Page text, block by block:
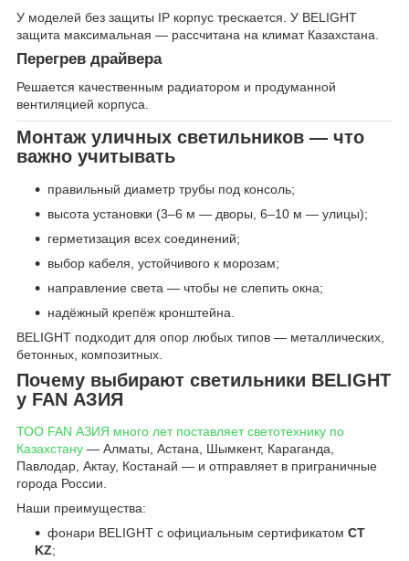
У моделей без защиты IP корпус трескается. У BELIGHT
защита максимальная — рассчитана на климат Казахстана.
Перегрев драйвера
Решается качественным радиатором и продуманной
вентиляцией корпуса.
Монтаж уличных светильников — что
важно учитывать
правильный диаметр трубы под консоль;
высота установки (3–6 м — дворы, 6–10 м — улицы);
герметизация всех соединений;
выбор кабеля, устойчивого к морозам;
направление света — чтобы не слепить окна;
надёжный крепёж кронштейна.
BELIGHT подходит для опор любых типов — металлических,
бетонных, композитных.
Почему выбирают светильники BELIGHT
у FAN АЗИЯ
ТОО FAN АЗИЯ много лет поставляет светотехнику по
Казахстану — Алматы, Астана, Шымкент, Караганда,
Павлодар, Актау, Костанай — и отправляет в приграничные
города России.
Наши преимущества:
фонари BELIGHT с официальным сертификатом СТ
KZ;